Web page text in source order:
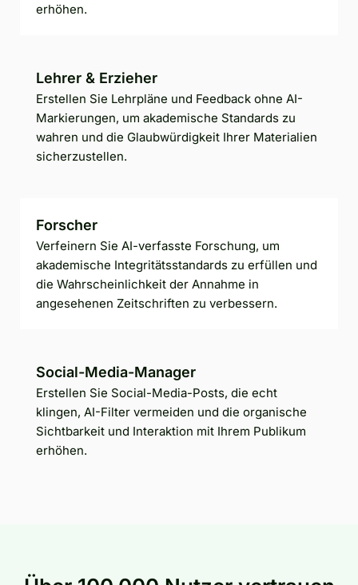
erhöhen.
Lehrer & Erzieher
Erstellen Sie Lehrpläne und Feedback ohne AI-
Markierungen, um akademische Standards zu
wahren und die Glaubwürdigkeit Ihrer Materialien
sicherzustellen.
Forscher
Verfeinern Sie AI-verfasste Forschung, um
akademische Integritätsstandards zu erfüllen und
die Wahrscheinlichkeit der Annahme in
angesehenen Zeitschriften zu verbessern.
Social-Media-Manager
Erstellen Sie Social-Media-Posts, die echt
klingen, AI-Filter vermeiden und die organische
Sichtbarkeit und Interaktion mit Ihrem Publikum
erhöhen.